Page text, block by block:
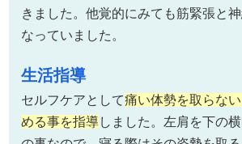
きました。他覚的にみても筋緊張と
なっていました。
生活指導
セルフケアとして痛い体勢を取らな
める事を指導しました。左肩を下の